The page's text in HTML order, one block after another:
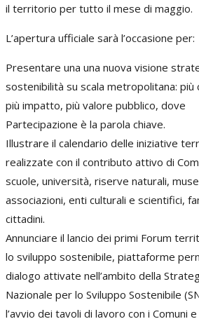
il territorio per tutto il mese di maggio.
L’apertura ufficiale sarà l’occasione per:
Presentare una una nuova visione
sostenibilità su scala metropolitana: più
più impatto, più valore pubblico, dove
Partecipazione è la parola chiave.
Illustrare il calendario delle iniziative
realizzate con il contributo attivo di
scuole, università, riserve naturali,
associazioni, enti culturali e scientifici,
cittadini.
Annunciare il lancio dei primi Forum
lo sviluppo sostenibile, piattaforme
dialogo attivate nell’ambito della
Nazionale per lo Sviluppo Sostenibile
l’avvio dei tavoli di lavoro con i Comuni e